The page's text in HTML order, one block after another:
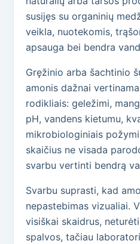
susijęs su organinių
veikla, nuotekomis,
apsauga bei bendra
Gręžinio arba šachtinio
amonis dažnai
rodikliais: geležimi,
pH, vandens kietumu,
mikrobiologiniais
skaičius ne visada
svarbu vertinti bendrą
Svarbu suprasti, kad
nepastebimas vizualiai.
visiškai skaidrus,
spalvos, tačiau